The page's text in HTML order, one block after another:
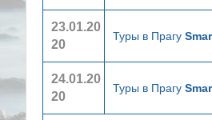
23.01.20
20
Туры в Прагу
24.01.20
20
Туры в Прагу